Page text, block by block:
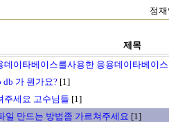
정
제목
데이타베이스를사용한 응용데이타베이
db 가 뭔가요? [1]
주세요 고수님들 [1]
일 만드는 방법좀 가르쳐주세요 [1]